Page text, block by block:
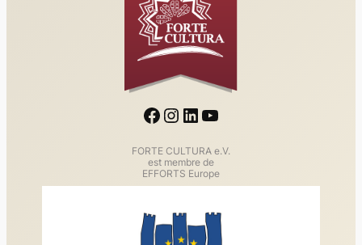
Facebook Instagram LinkedIn YouTube
FORTE CULTURA e.V.
est membre de
EFFORTS Europe